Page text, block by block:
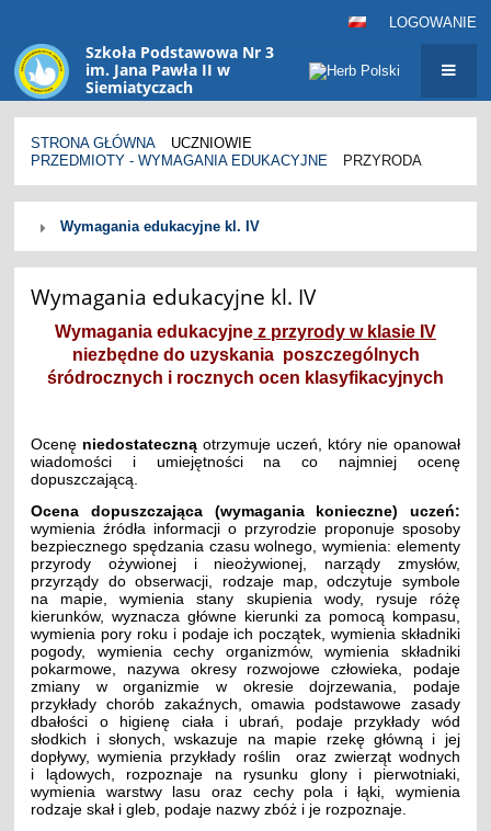
LOGOWANIE
Szkoła Podstawowa Nr 3
im. Jana Pawła II w
Siemiatyczach
sp3@siemiatycze.eu
STRONA GŁÓWNA
UCZNIOWIE
PRZEDMIOTY - WYMAGANIA EDUKACYJNE
PRZYRODA
PrzyrodaWymagania edukacyjne kl. IV
Wymagania edukacyjne kl. IV
Wymagania edukacyjne z przyrody w klasie IV
niezbędne do uzyskania poszczególnych
śródrocznych i rocznych ocen klasyfikacyjnych
Ocenę niedostatecznąotrzymuje uczeń, który nie opanował
wiadomości i umiejętności na co najmniej ocenę
dopuszczającą.
Ocena dopuszczająca (wymagania konieczne) uczeń:
wymienia źródła informacji o przyrodzie proponuje sposoby
bezpiecznego spędzania czasu wolnego, wymienia: elementy
przyrody ożywionej i nieożywionej, narządy zmysłów,
przyrządy do obserwacji, rodzaje map, odczytuje symbole
na mapie, wymienia stany skupienia wody, rysuje różę
kierunków, wyznacza główne kierunki za pomocą kompasu,
wymienia pory roku i podaje ich początek, wymienia składniki
pogody, wymienia cechy organizmów, wymienia składniki
pokarmowe, nazywa okresy rozwojowe człowieka, podaje
zmiany w organizmie w okresie dojrzewania, podaje
przykłady chorób zakaźnych, omawia podstawowe zasady
dbałości o higienę ciała i ubrań, podaje przykłady wód
słodkich i słonych, wskazuje na mapie rzekę główną i jej
dopływy, wymienia przykłady roślin oraz zwierząt wodnych
i lądowych, rozpoznaje na rysunku glony i pierwotniaki,
wymienia warstwy lasu oraz cechy pola i łąki, wymienia
rodzaje skał i gleb, podaje nazwy zbóż i je rozpoznaje.